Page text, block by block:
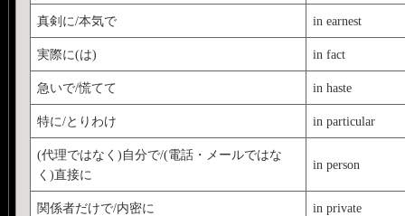
真剣に/本気で in earnest
実際に(は) in fact
急いで/慌てて in haste
特に/とりわけ in particular
(代理ではなく)自分で/(電話・メールではな
く)直接に
in person
関係者だけで/内密に in private